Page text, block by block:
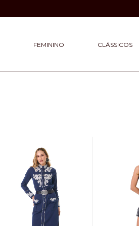
FEMININO CLÁSSICOS